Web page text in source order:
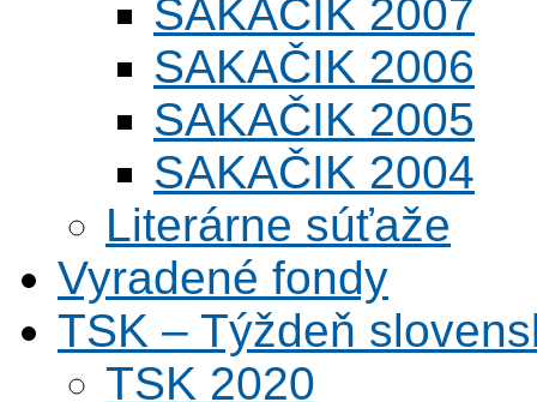
SAKAČIK 2007
SAKAČIK 2006
SAKAČIK 2005
SAKAČIK 2004
Literárne súťaže
Vyradené fondy
TSK – Týždeň
TSK 2020